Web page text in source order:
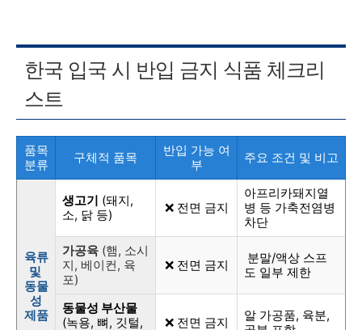
한국 입국 시 반입 금지 식품 체크리
스트
품목
분류
구체적 품목
반입 가능 여
부
주요 조건 및 비고
육류
및
동물
성
제품
생고기 (돼지,
소, 닭 등)
❌ 전면 금지
아프리카돼지열
병 등 가축전염병
차단
가공육 (햄, 소시
지, 베이컨, 육
포)
❌ 전면 금지
분말/액상 스프
도 일부 제한
동물성 부산물
(녹용, 뼈, 깃털,
❌ 전면 금지
알 가공품, 육분,